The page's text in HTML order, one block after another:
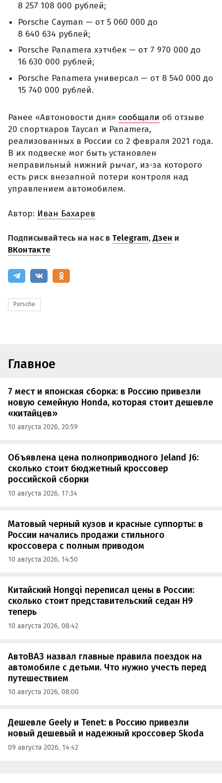
8 257 108 000 рублей;
Porsche Cayman — от 5 060 000 до
8 640 634 рублей;
Porsche Panamera хэтчбек — от 7 970 000 до
16 630 000 рублей;
Porsche Panamera универсал — от 8 540 000 до
15 740 000 рублей.
Ранее «Автоновости дня» сообщали об отзыве
20 спорткаров Taycan и Panamera,
реализованных в России со 2 февраля 2021 года.
В их подвеске мог быть установлен
неправильный нижний рычаг, из-за которого
есть риск внезапной потери контроля над
управлением автомобилем.
Автор: Иван Бахарев
Подписывайтесь на нас в Telegram,Дзен и
ВКонтакте
Porsche
Главное
7 мест и японская сборка: в Россию привезли
новую семейную Honda, которая стоит дешевле
«китайцев»
10 августа 2026, 20:59
Объявлена цена полноприводного Jeland J6:
сколько стоит бюджетный кроссовер
российской сборки
10 августа 2026, 17:34
Матовый черный кузов и красные суппорты: в
России начались продажи стильного
кроссовера с полным приводом
10 августа 2026, 14:50
Китайский Hongqi переписал цены в России:
сколько стоит представительский седан H9
теперь
10 августа 2026, 08:42
АвтоВАЗ назвал главные правила поездок на
автомобиле с детьми. Что нужно учесть перед
путешествием
10 августа 2026, 08:00
Дешевле Geely и Tenet: в Россию привезли
новый дешевый и надежный кроссовер Skoda
09 августа 2026, 14:42